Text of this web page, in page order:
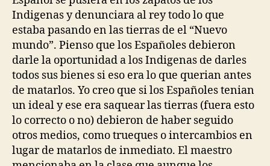
Indigenas y denunciara al rey todo lo que
estaba pasando en las tierras de el “Nuevo
mundo”. Pienso que los Españoles debieron
darle la oportunidad a los Indigenas de darles
todos sus bienes si eso era lo que querian antes
de matarlos. Yo creo que si los Españoles tenian
un ideal y ese era saquear las tierras (fuera esto
lo correcto o no) debieron de haber seguido
otros medios, como trueques o intercambios en
lugar de matarlos de inmediato. El maestro